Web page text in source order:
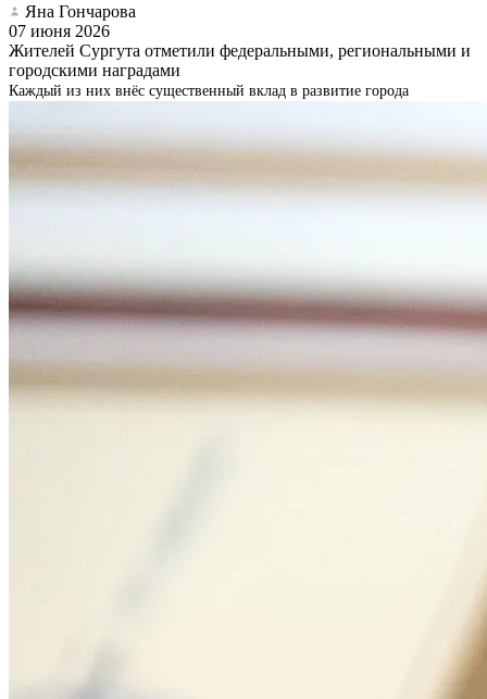
Яна Гончарова
07 июня 2026
Жителей Сургута отметили федеральными, региональными и
городскими наградами
Каждый из них внёс существенный вклад в развитие города